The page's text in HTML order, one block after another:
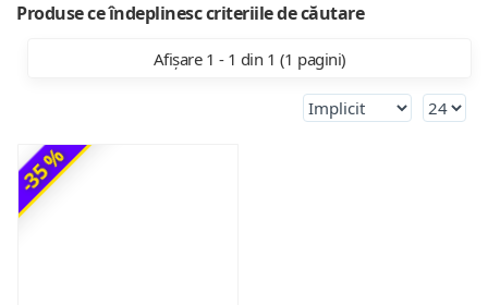
Produse ce îndeplinesc criteriile de căutare
Afișare 1 - 1 din 1 (1 pagini)
-35 %